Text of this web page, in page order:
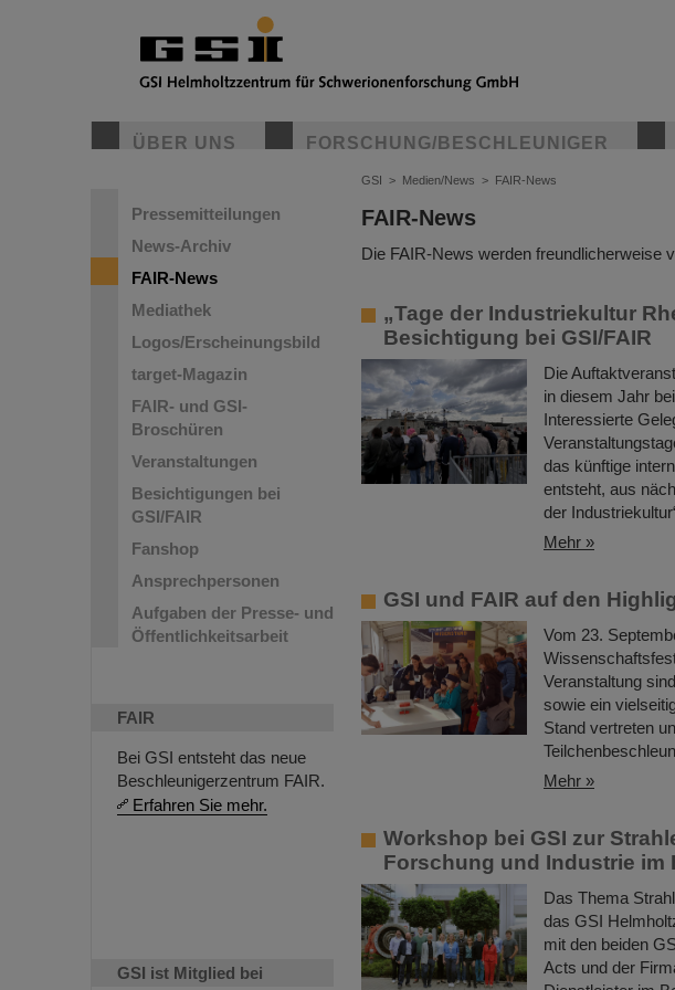
ÜBER UNS FORSCHUNG/BESCHLEUNIGER
Pressemitteilungen
News-Archiv
FAIR-News
Mediathek
Logos/Erscheinungsbild
target-Magazin
FAIR- und GSI-
Broschüren
Veranstaltungen
Besichtigungen bei
GSI/FAIR
Fanshop
Ansprechpersonen
Aufgaben der Presse- und
Öffentlichkeitsarbeit
FAIR
Bei GSI entsteht das neue
Beschleunigerzentrum FAIR.
Erfahren Sie mehr.
GSI ist Mitglied bei
GSI > Medien/News > FAIR-News
FAIR-News
Die FAIR-News werden freundlicherweise
„Tage der Industriekultur
Besichtigung bei GSI/FAIR
Die
in diesem Jahr
Interessierte
das künftige
entsteht, aus
der
Mehr »
GSI und FAIR auf den
Vom 23.
Veranstaltung
sowie ein
Stand vertreten
Mehr »
Workshop bei GSI zur
Forschung und Industrie im
Das Thema
das GSI
mit den beiden
Acts und der